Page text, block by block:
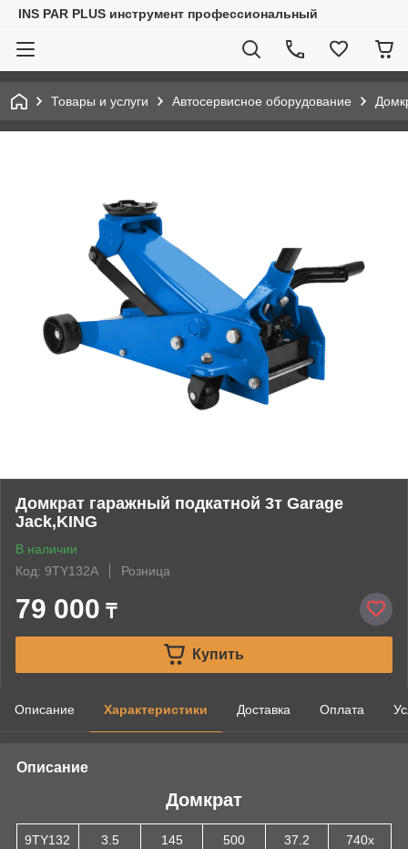
INS PAR PLUS инструмент профессиональный
Товары и услуги Автосервисное оборудование
Домкрат гаражный подкатной 3т Garage
Jack,KING
В наличии
Код: 9TY132A
Розница
79 000 ₸
Купить
Описание Характеристики Доставка Оплата
Описание
Домкрат
9TY132
3.5 145 500 37.2
740x